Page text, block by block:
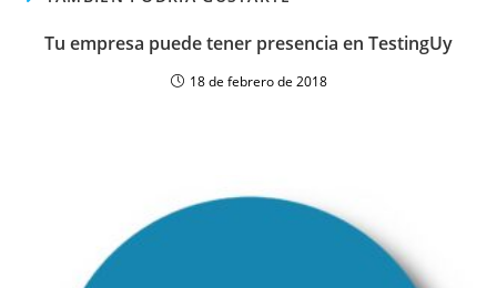
Tu empresa puede tener presencia en TestingUy
18 de febrero de 2018